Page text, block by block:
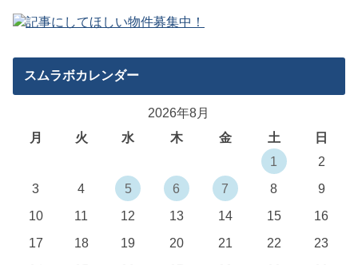
スムラボカレンダー
2026年8月
月
火 水 木 金 土
日
1
2
3
4 5 6 7 8
9
10
11 12 13 14 15
16
17
18 19 20 21 22
23